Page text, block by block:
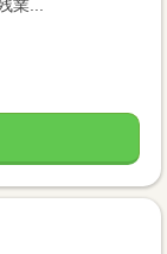
...